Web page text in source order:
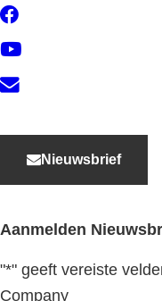
YouTube
Contact
Nieuwsbrief
Aanmelden
"*" geeft vereiste
Company